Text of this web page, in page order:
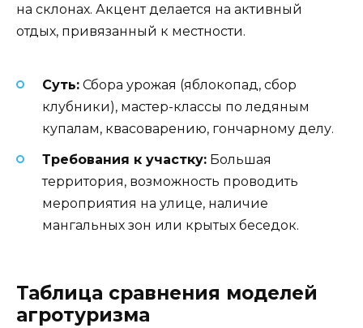
на склонах. Акцент делается на активный
отдых, привязанный к местности.
Суть: Сбора урожая (яблокопад, сбор
клубники), мастер-классы по ледяным
купалам, квасоварению, гончарному делу.
Требования к участку: Большая
территория, возможность проводить
мероприятия на улице, наличие
мангальных зон или крытых беседок.
Таблица сравнения моделей
агротуризма